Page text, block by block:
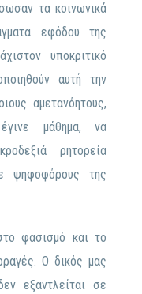
τα κοινωνικά
εφόδου της
υποκριτικό
αυτή την
αμετανόητους,
μάθημα, να
ρητορεία
ψηφοφόρους της
φασισμό και το
Ο δικός μας
εξαντλείται σε